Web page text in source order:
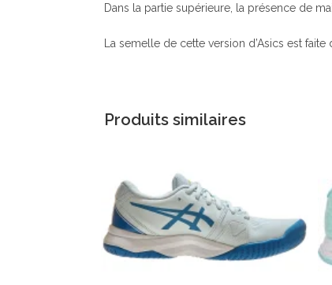
Dans la partie supérieure, la présence de
La semelle de cette version d’Asics est
Produits similaires